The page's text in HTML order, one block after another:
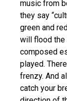
music from
they say
green and
will flood the
composed
played.
frenzy. And
catch your